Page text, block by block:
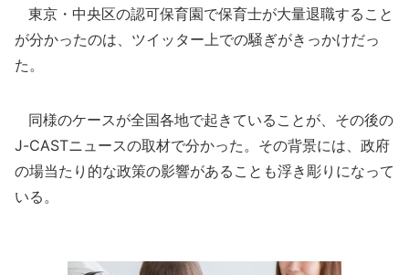
東京・中央区の認可保育園で保育士が大量退職すること
が分かったのは、ツイッター上での騒ぎがきっかけだっ
た。
同様のケースが全国各地で起きていることが、その後の
J-CASTニュースの取材で分かった。その背景には、政府
の場当たり的な政策の影響があることも浮き彫りになって
いる。